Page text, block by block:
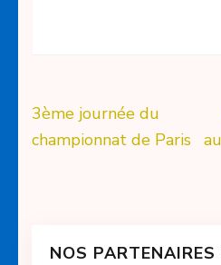
Navigation
de
3ème journée du
championnat de Paris
NOS PARTENAIRES